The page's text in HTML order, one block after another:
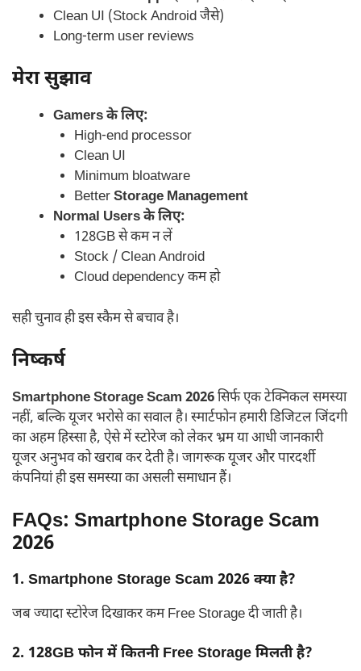
Clean UI (Stock Android जैसे)
Long-term user reviews
मेरा सुझाव
Gamers के लिए:
High-end processor
Clean UI
Minimum bloatware
BetterStorage Management
Normal Users के लिए:
128GB से कम न लें
Stock / Clean Android
Cloud dependency कम हो
सही चुनाव ही इस स्कैम से बचाव है।
निष्कर्ष
Smartphone Storage Scam 2026सिर्फ एक टेक्निकल समस्या
नहीं, बल्कि यूजर भरोसे का सवाल है। स्मार्टफोन हमारी डिजिटल जिंदगी
का अहम हिस्सा है, ऐसे में स्टोरेज को लेकर भ्रम या आधी जानकारी
यूजर अनुभव को खराब कर देती है। जागरूक यूजर और पारदर्शी
कंपनियां ही इस समस्या का असली समाधान हैं।
FAQs: Smartphone Storage Scam
2026
1. Smartphone Storage Scam 2026 क्या है?
जब ज्यादा स्टोरेज दिखाकर कम Free Storage दी जाती है।
2. 128GB फोन में कितनी Free Storage मिलती है?